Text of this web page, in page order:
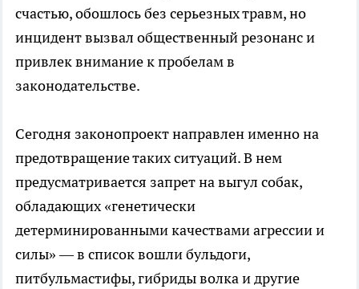
счастью, обошлось без серьезных травм, но
инцидент вызвал общественный резонанс и
привлек внимание к пробелам в
законодательстве.
Сегодня законопроект направлен именно на
предотвращение таких ситуаций. В нем
предусматривается запрет на выгул собак,
обладающих «генетически
детерминированными качествами агрессии и
силы» — в список вошли бульдоги,
питбульмастифы, гибриды волка и другие